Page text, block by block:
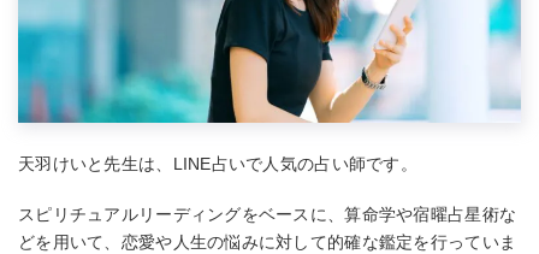
天羽けいと先生は、LINE占いで人気の占い師です。
スピリチュアルリーディングをベースに、算命学や宿曜占星術な
どを用いて、恋愛や人生の悩みに対して的確な鑑定を行っていま